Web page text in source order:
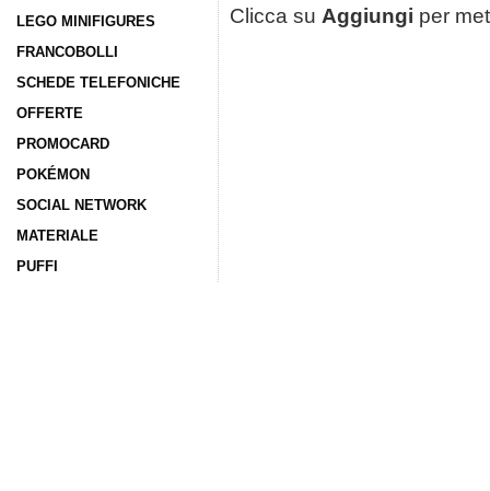
LEGO MINIFIGURES
FRANCOBOLLI
SCHEDE TELEFONICHE
OFFERTE
PROMOCARD
POKÉMON
SOCIAL NETWORK
MATERIALE
PUFFI
Clicca su Aggiungi per